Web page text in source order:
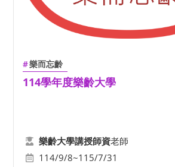
樂而忘齡
114學年度樂齡大學
樂齡大學講授師資老師
114/9/8~115/7/31